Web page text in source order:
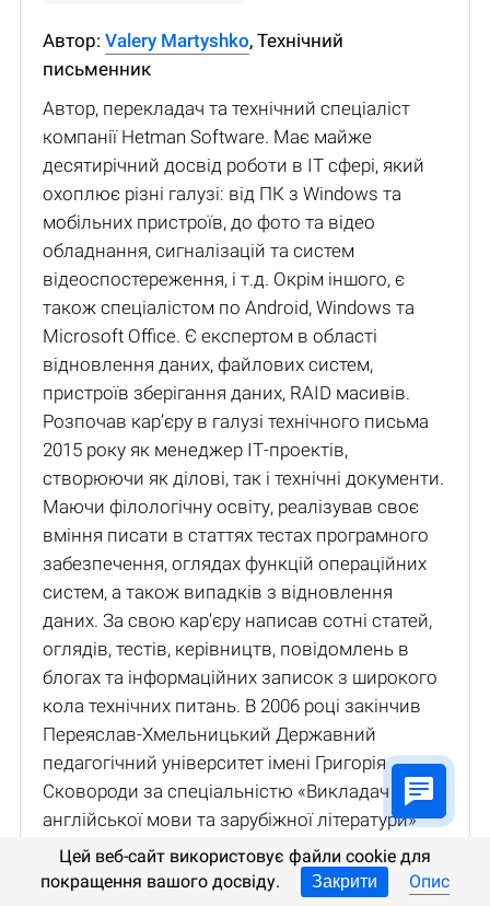
Автор: Valery Martyshko, Технічний
письменник
Автор, перекладач та технічний спеціаліст
компанії Hetman Software. Має майже
десятирічний досвід роботи в IT сфері, який
охоплює різні галузі: від ПК з Windows та
мобільних пристроїв, до фото та відео
обладнання, сигналізацій та систем
відеоспостереження, і т.д. Окрім іншого, є
також спеціалістом по Android, Windows та
Microsoft Office. Є експертом в області
відновлення даних, файлових систем,
пристроїв зберігання даних, RAID масивів.
Розпочав кар’єру в галузі технічного письма
2015 року як менеджер ІТ-проектів,
створюючи як ділові, так і технічні документи.
Маючи філологічну освіту, реалізував своє
вміння писати в статтях тестах програмного
забезпечення, оглядах функцій операційних
систем, а також випадків з відновлення
даних. За свою кар'єру написав сотні статей,
оглядів, тестів, керівництв, повідомлень в
блогах та інформаційних записок з широкого
кола технічних питань. В 2006 році закінчив
Переяслав-Хмельницький Державний
педагогічний університет імені Григорія
Сковороди за спеціальністю «Викладач
англійської мови та зарубіжної літератури»
(ступінь Магістра). А в 2009 році здобув
спеціальність «Економіка підприємства», в
Цей веб-сайт використовує файли cookie для
покращення вашого досвіду.
Закрити Опис